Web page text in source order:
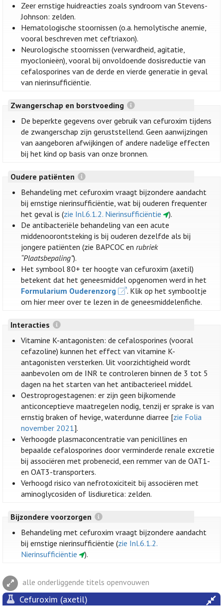
Zeer ernstige huidreacties zoals syndroom van Stevens-
Johnson: zelden.
Hematologische stoornissen (o.a. hemolytische anemie,
vooral beschreven met ceftriaxon).
Neurologische stoornissen (verwardheid, agitatie,
myoclonieën), vooral bij onvoldoende dosisreductie van
cefalosporines van de derde en vierde generatie in geval
van nierinsufficiëntie.
Zwangerschap en borstvoeding
De beperkte gegevens over gebruik van cefuroxim tijdens
de zwangerschap zijn geruststellend. Geen aanwijzingen
van aangeboren afwijkingen of andere nadelige effecten
bij het kind op basis van onze bronnen.
Oudere patiënten
Behandeling met cefuroxim vraagt bijzondere aandacht
bij ernstige nierinsufficiëntie, wat bij ouderen frequenter
het geval is (zie Inl.6.1.2. Nierinsufficiëntie
).
De antibacteriële behandeling van een acute
middenoorontsteking is bij ouderen dezelfde als bij
jongere patiënten (zie BAPCOC enrubriek
“Plaatsbepaling”).
Het symbool 80+ ter hoogte van cefuroxim (axetil)
betekent dat het geneesmiddel opgenomen werd in het
Formularium Ouderenzorg
. Klik op het symbooltje
om hier meer over te lezen in de geneesmiddelenfiche.
Interacties
Vitamine K-antagonisten: de cefalosporines (vooral
cefazoline) kunnen het effect van vitamine K-
antagonisten versterken. Uit voorzichtigheid wordt
aanbevolen om de INR te controleren binnen de 3 tot 5
dagen na het starten van het antibacterieel middel.
Oestroprogestagenen: er zijn geen bijkomende
anticonceptieve maatregelen nodig, tenzij er sprake is van
ernstig braken of hevige, waterdunne diarree [zie Folia
november 2021].
Verhoogde plasmaconcentratie van penicillines en
bepaalde cefalosporines door verminderde renale excretie
bij associëren met probenecid, een remmer van de OAT1-
en OAT3-transporters.
Verhoogd risico van nefrotoxiciteit bij associëren met
aminoglycosiden of lisdiuretica: zelden.
Bijzondere voorzorgen
Behandeling met cefuroxim vraagt bijzondere aandacht
bij ernstige nierinsufficiëntie (zie Inl.6.1.2.
Nierinsufficiëntie
).
alle onderliggende titels openvouwen
Cefuroxim (axetil)